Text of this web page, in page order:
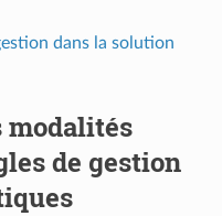
dans la solution
modalités
de gestion